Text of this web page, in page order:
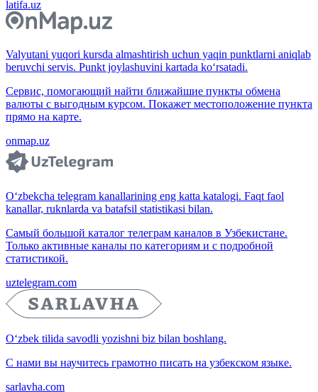
latifa.uz
Valyutani yuqori kursda almashtirish uchun yaqin punktlarni aniqlab
beruvchi servis. Punkt joylashuvini kartada ko‘rsatadi.
Сервис, помогающий найти ближайшие пункты обмена
валюты с выгодным курсом. Покажет местоположение пункта
прямо на карте.
onmap.uz
O‘zbekcha telegram kanallarining eng katta katalogi. Faqt faol
kanallar, ruknlarda va batafsil statistikasi bilan.
Самый большой каталог телеграм каналов в Узбекистане.
Только активные каналы по категориям и с подробной
статистикой.
uztelegram.com
O‘zbek tilida savodli yozishni biz bilan boshlang.
С нами вы научитесь грамотно писать на узбекском языке.
sarlavha.com